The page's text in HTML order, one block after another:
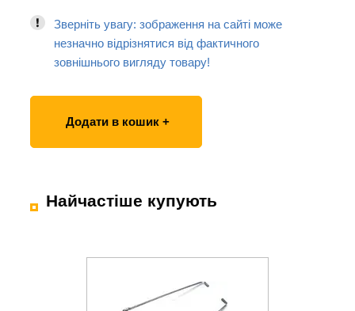
Зверніть увагу: зображення на сайті може
незначно відрізнятися від фактичного
зовнішнього вигляду товару!
Додати в кошик +
Найчастіше купують